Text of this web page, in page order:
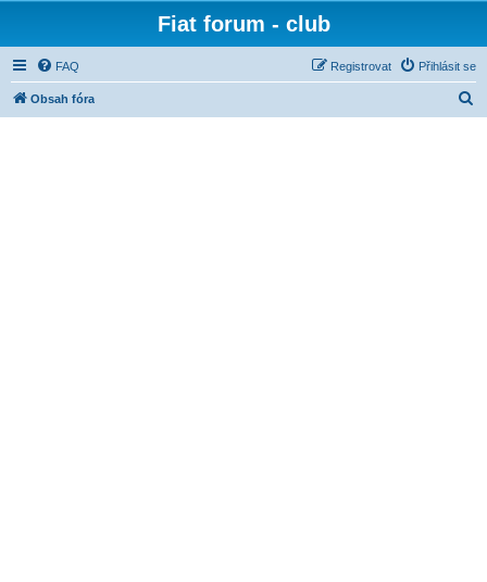
Fiat forum - club
FAQ Přihlásit se
Registrovat
Obsah fóra